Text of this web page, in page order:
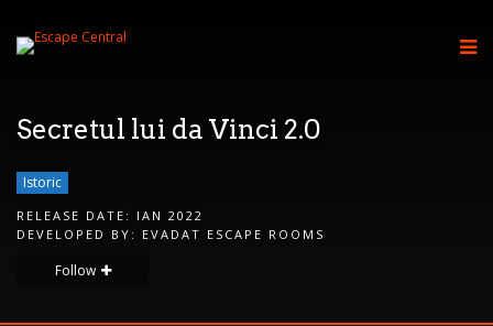
Secretul lui da Vinci 2.0
Istoric
RELEASE DATE: IAN 2022
DEVELOPED BY: EVADAT ESCAPE ROOMS
Follow